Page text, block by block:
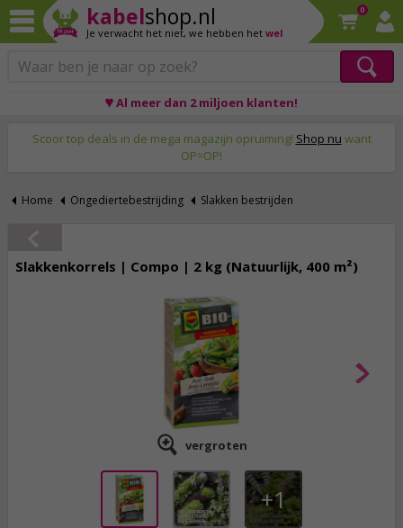
kabelshop.nl
Je verwacht het niet, we hebben het wel
0
♥ Al meer dan 2 miljoen klanten!
Scoor top deals in de mega magazijn opruiming! Shop nu want
OP=OP!
Home Ongediertebestrijding Slakken bestrijden
Slakkenkorrels | Compo | 2 kg (Natuurlijk, 400 m²)
vergroten
1